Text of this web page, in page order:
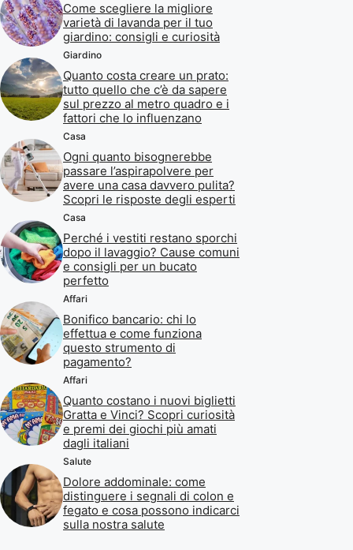
Come scegliere la migliore
varietà di lavanda per il tuo
giardino: consigli e curiosità
Giardino
Quanto costa creare un prato:
tutto quello che c’è da sapere
sul prezzo al metro quadro e i
fattori che lo influenzano
Casa
Ogni quanto bisognerebbe
passare l’aspirapolvere per
avere una casa davvero pulita?
Scopri le risposte degli esperti
Casa
Perché i vestiti restano sporchi
dopo il lavaggio? Cause comuni
e consigli per un bucato
perfetto
Affari
Bonifico bancario: chi lo
effettua e come funziona
questo strumento di
pagamento?
Affari
Quanto costano i nuovi biglietti
Gratta e Vinci? Scopri curiosità
e premi dei giochi più amati
dagli italiani
Salute
Dolore addominale: come
distinguere i segnali di colon e
fegato e cosa possono indicarci
sulla nostra salute